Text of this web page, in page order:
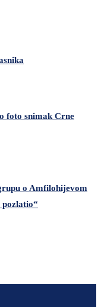
foto snimak Crne
o Amfilohijevom